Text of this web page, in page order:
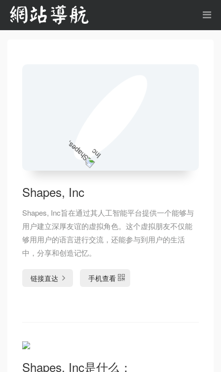
Shapes, Inc
Shapes, Inc旨在通过其人工智能平台提供一个能够与
用户建立深厚友谊的虚拟角色。这个虚拟朋友不仅能
够用用户的语言进行交流，还能参与到用户的生活
中，分享和创造记忆。
链接直达 手机查看
Shapes, Inc是什么：